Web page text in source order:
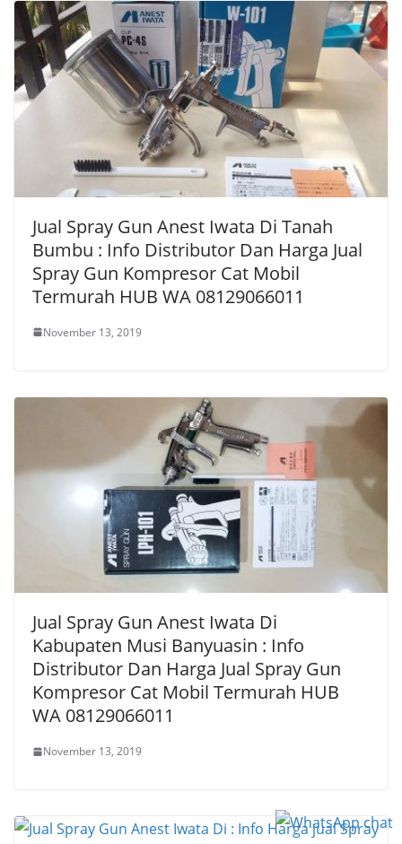
Jual Spray Gun Anest Iwata Di Tanah
Bumbu : Info Distributor Dan Harga Jual
Spray Gun Kompresor Cat Mobil
Termurah HUB WA 08129066011
November 13, 2019
Jual Spray Gun Anest Iwata Di
Kabupaten Musi Banyuasin : Info
Distributor Dan Harga Jual Spray Gun
Kompresor Cat Mobil Termurah HUB
WA 08129066011
November 13, 2019